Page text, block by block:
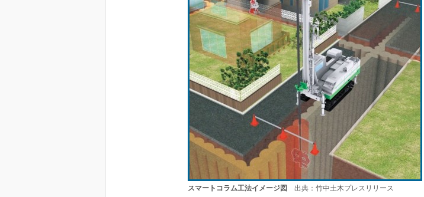
スマートコラム工法イメージ図 出典：竹中土木プレスリリース